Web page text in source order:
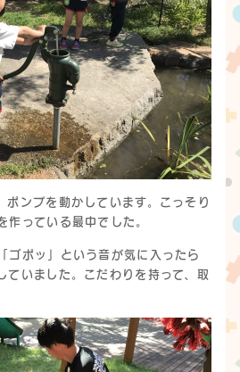
ポンプを動かしています。こっそり
作っている最中でした。
ゴポッ」という音が気に入ったら
ていました。こだわりを持って、取